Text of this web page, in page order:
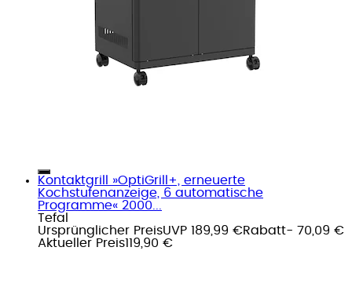
Kontaktgrill »OptiGrill+, erneuerte
Kochstufenanzeige, 6 automatische
Programme« 2000...
Tefal
Ursprünglicher PreisUVP 189,99 €Rabatt- 70,09 €
Aktueller Preis119,90 €